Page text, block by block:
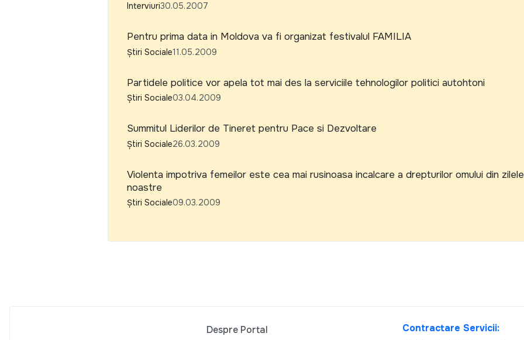
Interviuri30.05.2007
Pentru prima data in Moldova va fi organizat festivalul FAMILIA
Știri Sociale11.05.2009
Partidele politice vor apela tot mai des la serviciile tehnologilor politici autohtoni
Știri Sociale03.04.2009
Summitul Liderilor de Tineret pentru Pace si Dezvoltare
Știri Sociale26.03.2009
Violenta impotriva femeilor este cea mai rusinoasa incalcare a drepturilor omului din zilele
noastre
Știri Sociale09.03.2009
Despre Portal
Contractare Servicii: